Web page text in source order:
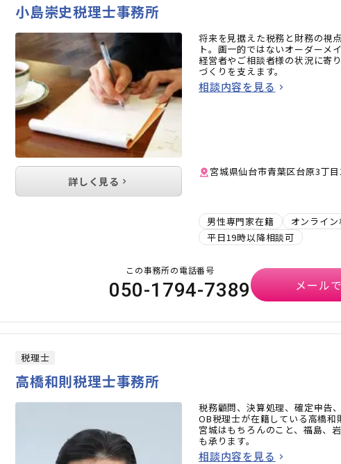
小島崇史税理士事務所
将来を見据えた税務と財務の視
ト。画一的ではないオーダーメ
経営者やご相談者様の状況に寄
づくりを支えます。
相談内容を見る
宮城県仙台市青葉区台原3丁
男性専門家在籍 オンライ
平日19時以降相談可
詳しく見る
この事務所の電話番号
050-1794-7389 メール
税理士
高橋和則税理士事務所
税務顧問、決算処理、確定申告
OB税理士が在籍している高橋和
宮城はもちろんのこと、福島、
も承ります。
相談内容を見る